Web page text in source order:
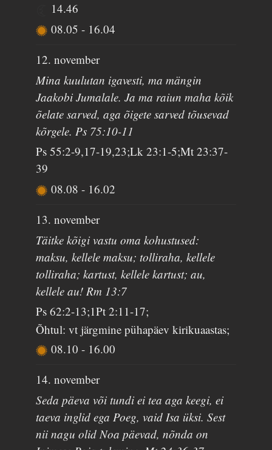
14.46
08.05- 16.04
12. november
Mina kuulutan igavesti, ma mängin
Jaakobi Jumalale. Ja ma raiun maha kõik
õelate sarved, aga õigete sarved tõusevad
kõrgele. Ps 75:10-11
Ps 55:2-9,17-19,23;Lk 23:1-5;Mt 23:37-
39
08.08- 16.02
13. november
Täitke kõigi vastu oma kohustused:
maksu, kellele maksu; tolliraha, kellele
tolliraha; kartust, kellele kartust; au,
kellele au! Rm 13:7
Ps 62:2-13;1Pt 2:11-17;
Õhtul: vt järgmine pühapäev kirikuaastas;
08.10- 16.00
14. november
Seda päeva või tundi ei tea aga keegi, ei
taeva inglid ega Poeg, vaid Isa üksi. Sest
nii nagu olid Noa päevad, nõnda on